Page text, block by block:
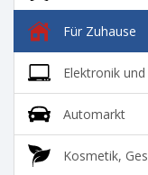
Für Zuhause
Elektronik
Automarkt
Kosmetik,